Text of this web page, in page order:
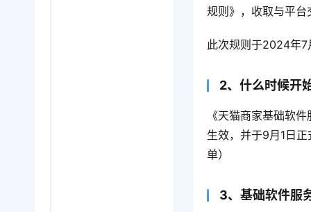
规则》，收取与平台
此次规则于2024年
2、什么时候开
《天猫商家基础软
生效，并于9月1日
单）
3、基础软件服